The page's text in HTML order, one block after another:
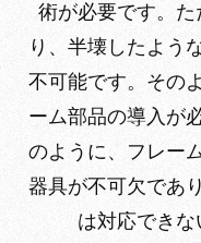
術が必要です。
り、半壊したよう
不可能です。その
ーム部品の導入が
のように、フレー
器具が不可欠であ
は対応できな